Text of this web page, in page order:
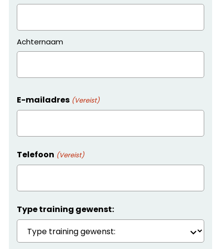
Achternaam
E-mailadres (Vereist)
Telefoon (Vereist)
Type training gewenst: